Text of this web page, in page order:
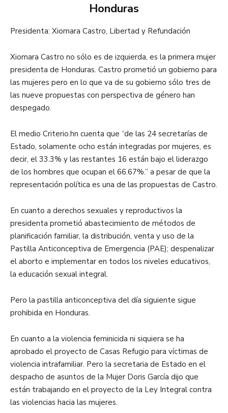
Honduras
Presidenta: Xiomara Castro, Libertad y Refundación
Xiomara Castro no sólo es de izquierda, es la primera mujer
presidenta de Honduras. Castro prometió un gobierno para
las mujeres pero en lo que va de su gobierno sólo tres de
las nueve propuestas con perspectiva de género han
despegado.
El medio Criterio.hn cuenta que “de las 24 secretarías de
Estado, solamente ocho están integradas por mujeres, es
decir, el 33.3% y las restantes 16 están bajo el liderazgo
de los hombres que ocupan el 66.67%.” a pesar de que la
representación política es una de las propuestas de Castro.
En cuanto a derechos sexuales y reproductivos la
presidenta prometió abastecimiento de métodos de
planificación familiar, la distribución, venta y uso de la
Pastilla Anticonceptiva de Emergencia (PAE); despenalizar
el aborto e implementar en todos los niveles educativos,
la educación sexual integral.
Pero la pastilla anticonceptiva del día siguiente sigue
prohibida en Honduras.
En cuanto a la violencia feminicida ni siquiera se ha
aprobado el proyecto de Casas Refugio para víctimas de
violencia intrafamiliar. Pero la secretaria de Estado en el
despacho de asuntos de la Mujer Doris García dijo que
están trabajando en el proyecto de la Ley Integral contra
las violencias hacia las mujeres.